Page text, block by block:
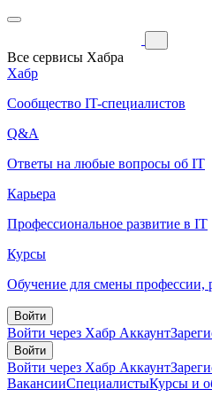
Все сервисы Хабра
Хабр
Сообщество IT-специалистов
Q&A
Ответы на любые вопросы об IT
Карьера
Профессиональное развитие в IT
Курсы
Обучение для смены профессии,
Войти
Войти через Хабр Аккаунт
Войти
Войти через Хабр Аккаунт
ВакансииСпециалистыКурсы и